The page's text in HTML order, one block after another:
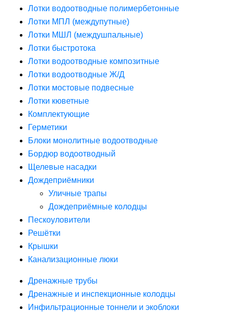
Лотки водоотводные полимербетонные
Лотки МПЛ (междупутные)
Лотки МШЛ (междушпальные)
Лотки быстротока
Лотки водоотводные композитные
Лотки водоотводные Ж/Д
Лотки мостовые подвесные
Лотки кюветные
Комплектующие
Герметики
Блоки монолитные водоотводные
Бордюр водоотводный
Щелевые насадки
Дождеприёмники
Уличные трапы
Дождеприёмные колодцы
Пескоуловители
Решётки
Крышки
Канализационные люки
Дренажные трубы
Дренажные и инспекционные колодцы
Инфильтрационные тоннели и экоблоки